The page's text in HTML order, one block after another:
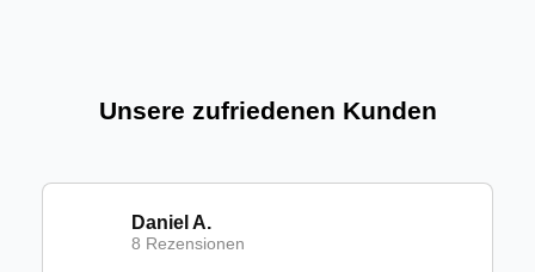
Unsere zufriedenen Kunden
Daniel A.
8 Rezensionen